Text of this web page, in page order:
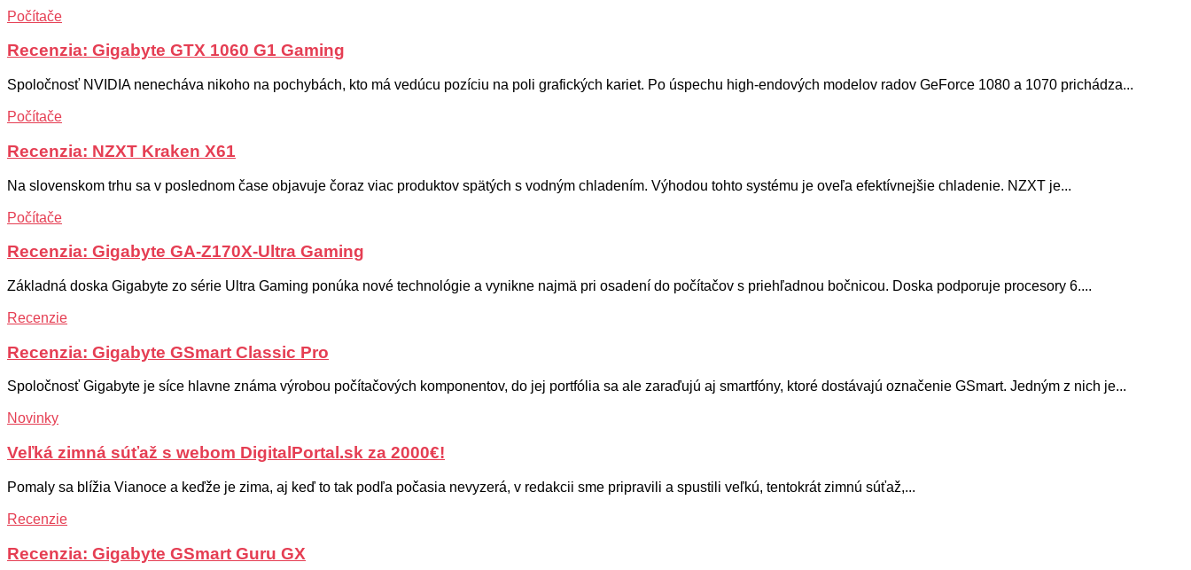
Počítače
Recenzia: Gigabyte GTX 1060 G1 Gaming
Spoločnosť NVIDIA nenecháva nikoho na pochybách, kto má vedúcu pozíciu na poli grafických kariet. Po úspechu high-endových modelov radov GeForce 1080 a 1070 prichádza...
Počítače
Recenzia: NZXT Kraken X61
Na slovenskom trhu sa v poslednom čase objavuje čoraz viac produktov spätých s vodným chladením. Výhodou tohto systému je oveľa efektívnejšie chladenie. NZXT je...
Počítače
Recenzia: Gigabyte GA-Z170X-Ultra Gaming
Základná doska Gigabyte zo série Ultra Gaming ponúka nové technológie a vynikne najmä pri osadení do počítačov s priehľadnou bočnicou. Doska podporuje procesory 6....
Recenzie
Recenzia: Gigabyte GSmart Classic Pro
Spoločnosť Gigabyte je síce hlavne známa výrobou počítačových komponentov, do jej portfólia sa ale zaraďujú aj smartfóny, ktoré dostávajú označenie GSmart. Jedným z nich je...
Novinky
Veľká zimná súťaž s webom DigitalPortal.sk za 2000€!
Pomaly sa blížia Vianoce a keďže je zima, aj keď to tak podľa počasia nevyzerá, v redakcii sme pripravili a spustili veľkú, tentokrát zimnú súťaž,...
Recenzie
Recenzia: Gigabyte GSmart Guru GX